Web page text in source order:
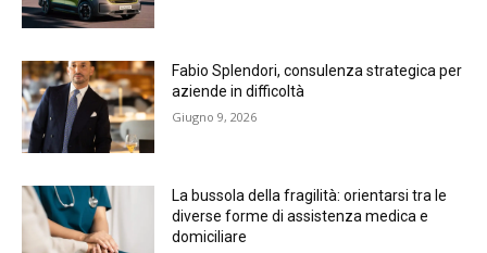
Fabio Splendori, consulenza strategica per
aziende in difficoltà
Giugno 9, 2026
La bussola della fragilità: orientarsi tra le
diverse forme di assistenza medica e
domiciliare